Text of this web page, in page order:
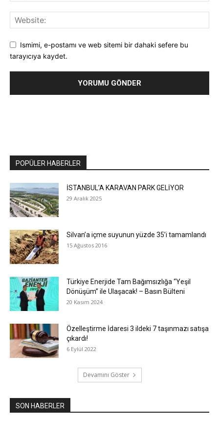
Ismimi, e-postamı ve web sitemi bir dahaki sefere bu
tarayıcıya kaydet.
POPÜLER HABERLER
İSTANBUL’A KARAVAN PARK GELİYOR
29 Aralık 2025
​Silvan’a içme suyunun yüzde 35’i tamamlandı
15 Ağustos 2016
Türkiye Enerjide Tam Bağımsızlığa “Yeşil
Dönüşüm” ile Ulaşacak! – Basın Bülteni
20 Kasım 2024
Özelleştirme İdaresi 3 ildeki 7 taşınmazı satışa
çıkardı!
6 Eylül 2022
Devamını Göster
SON HABERLER